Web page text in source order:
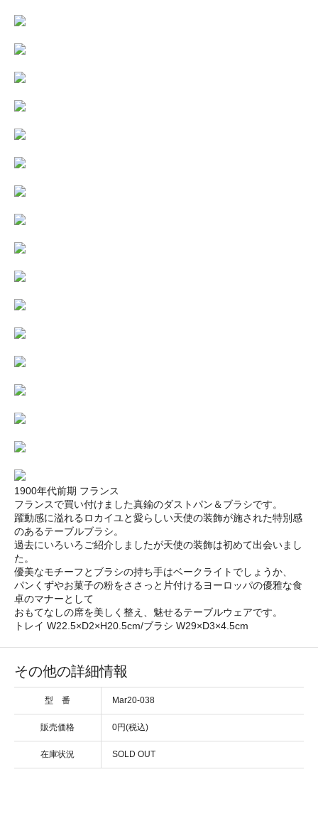
1900年代前期 フランス
フランスで買い付けました真鍮のダストパン＆ブラシです。
躍動感に溢れるロカイユと愛らしい天使の装飾が施された特別感
のあるテーブルブラシ。
過去にいろいろご紹介しましたが天使の装飾は初めて出会いまし
た。
優美なモチーフとブラシの持ち手はベークライトでしょうか、
パンくずやお菓子の粉をささっと片付けるヨーロッパの優雅な食
卓のマナーとして
おもてなしの席を美しく整え、魅せるテーブルウェアです。
トレイ W22.5×D2×H20.5cm/ブラシ W29×D3×4.5cm
その他の詳細情報
型 番 Mar20-038
販売価格 0円(税込)
在庫状況 SOLD OUT